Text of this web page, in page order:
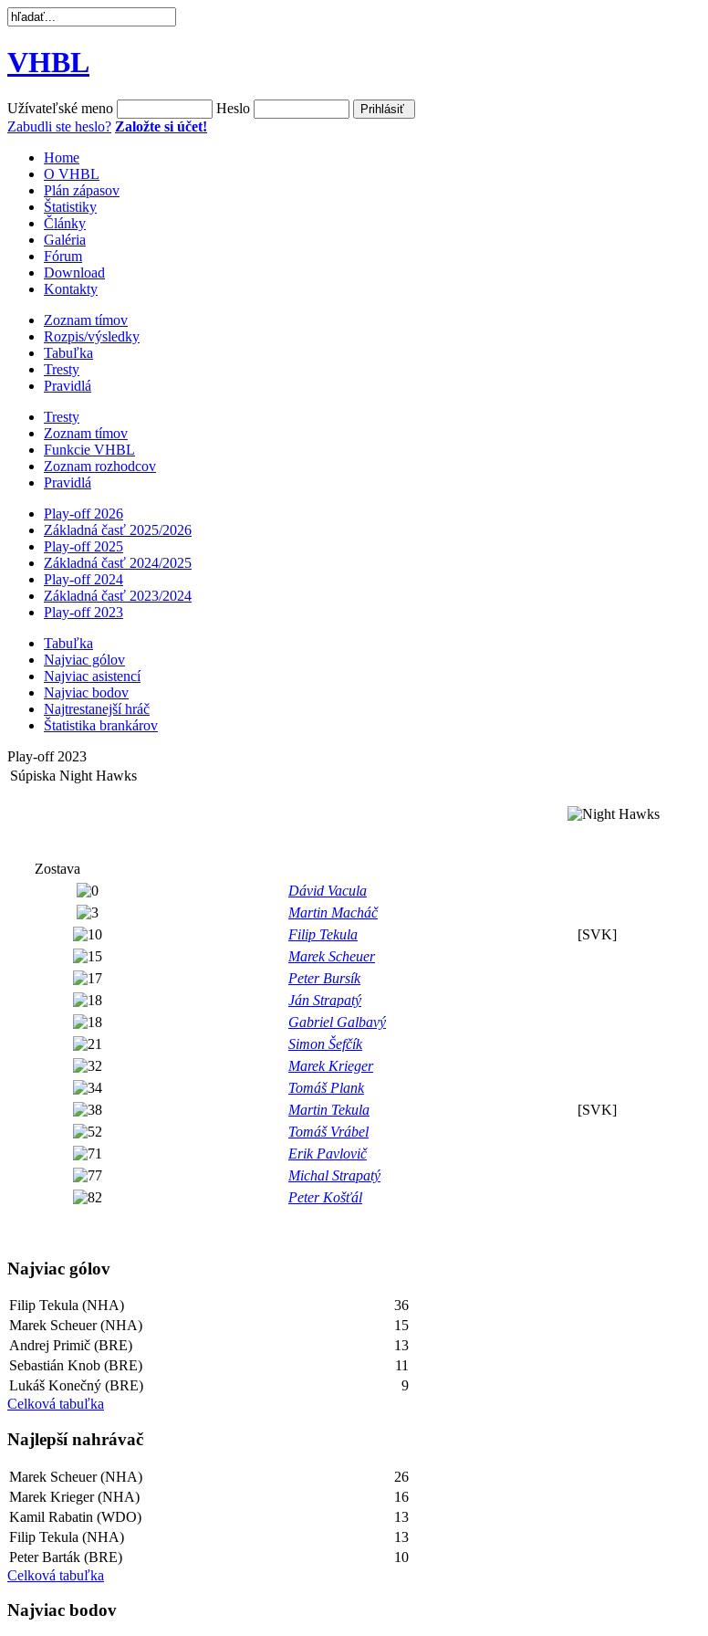
VHBL
Užívateľské meno
Heslo
Zabudli ste heslo? Založte si účet!
Home
O VHBL
Plán zápasov
Štatistiky
Články
Galéria
Fórum
Download
Kontakty
Zoznam tímov
Rozpis/výsledky
Tabuľka
Tresty
Pravidlá
Tresty
Zoznam tímov
Funkcie VHBL
Zoznam rozhodcov
Pravidlá
Play-off 2026
Základná časť 2025/2026
Play-off 2025
Základná časť 2024/2025
Play-off 2024
Základná časť 2023/2024
Play-off 2023
Tabuľka
Najviac gólov
Najviac asistencí­
Najviac bodov
Najtrestanejší hráč
Štatistika brankárov
Play-off 2023
Súpiska Night Hawks
Zostava
Dávid Vacula
Martin Macháč
Filip Tekula
[SVK]
Marek Scheuer
Peter Bursík
Ján Strapatý
Gabriel Galbavý
Simon Šefčík
Marek Krieger
Tomáš Plank
Martin Tekula
[SVK]
Tomáš Vrábel
Erik Pavlovič
Michal Strapatý
Peter Košťál
Najviac gólov
Filip Tekula (NHA)
36
Marek Scheuer (NHA)
15
Andrej Primič (BRE)
13
Sebastián Knob (BRE)
11
Lukáš Konečný (BRE)
9
Celková tabuľka
Najlepší­ nahrávač
Marek Scheuer (NHA)
26
Marek Krieger (NHA)
16
Kamil Rabatin (WDO)
13
Filip Tekula (NHA)
13
Peter Barták (BRE)
10
Celková tabuľka
Najviac bodov